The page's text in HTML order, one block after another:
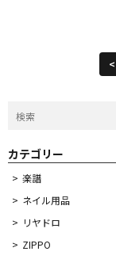
<
カテゴリー
楽譜
ネイル用品
リヤドロ
ZIPPO